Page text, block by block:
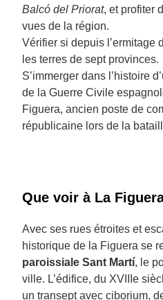
Balcó del Priorat, et profiter
vues de la région.
Vérifier si depuis l’ermitage
les terres de sept provinces.
S’immerger dans l’histoire
de la Guerre Civile
Figuera, ancien poste de
républicaine lors de la
Que voir à La
Avec ses rues étroites et
historique de la Figuera se
paroissiale Sant Martí, le
ville. L’édifice, du XVIIIe
un transept avec ciborium,